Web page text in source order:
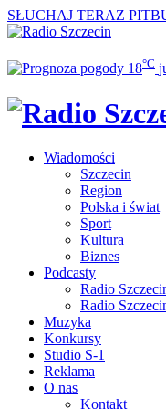
SŁUCHAJ TERAZ
18°C
Wiadomości
Szczecin
Region
Polska i świat
Sport
Kultura
Biznes
Podcasty
Radio
Radio
Muzyka
Konkursy
Studio S-1
Reklama
O nas
Kontakt